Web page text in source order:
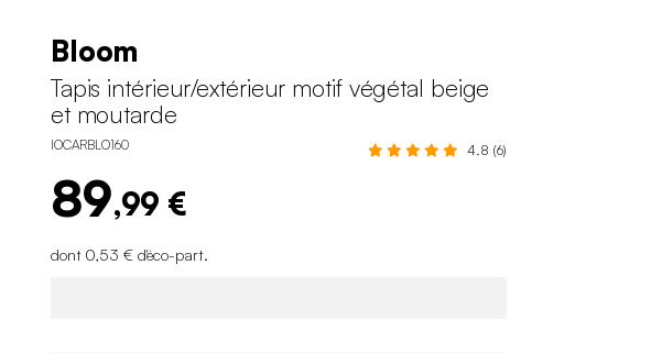
Bloom
Tapis intérieur/extérieur motif végétal beige
et moutarde
IOCARBLO160 4.8 (6)
89,99 €
dont 0,53 € d'éco-part.